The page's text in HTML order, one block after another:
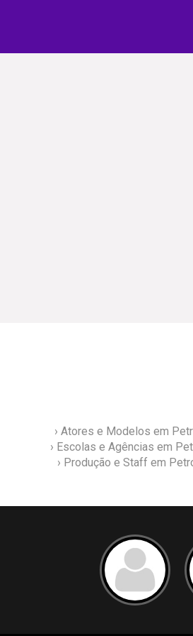
› Atores e Modelos em
› Escolas e Agências em
› Produção e Staff em